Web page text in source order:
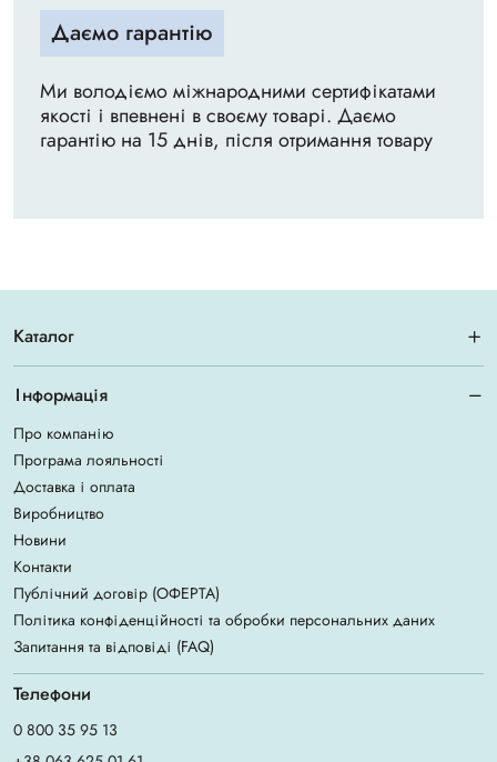
Даємо гарантію
Ми володіємо міжнародними сертифікатами
якості і впевнені в своєму товарі. Даємо
гарантію на 15 днів, після отримання товару
Каталог
Інформація
Про компанію
Програма лояльності
Доставка і оплата
Виробництво
Новини
Контакти
Публічний договір (ОФЕРТА)
Політика конфіденційності та обробки персональних даних
Запитання та відповіді (FAQ)
Телефони
0 800 35 95 13